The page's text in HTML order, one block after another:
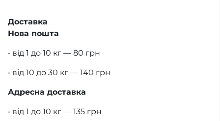
Доставка
Нова пошта
• від 1 до 10 кг — 80 грн
• від 10 до 30 кг — 140 грн
Адресна доставка
• від 1 до 10 кг — 135 грн